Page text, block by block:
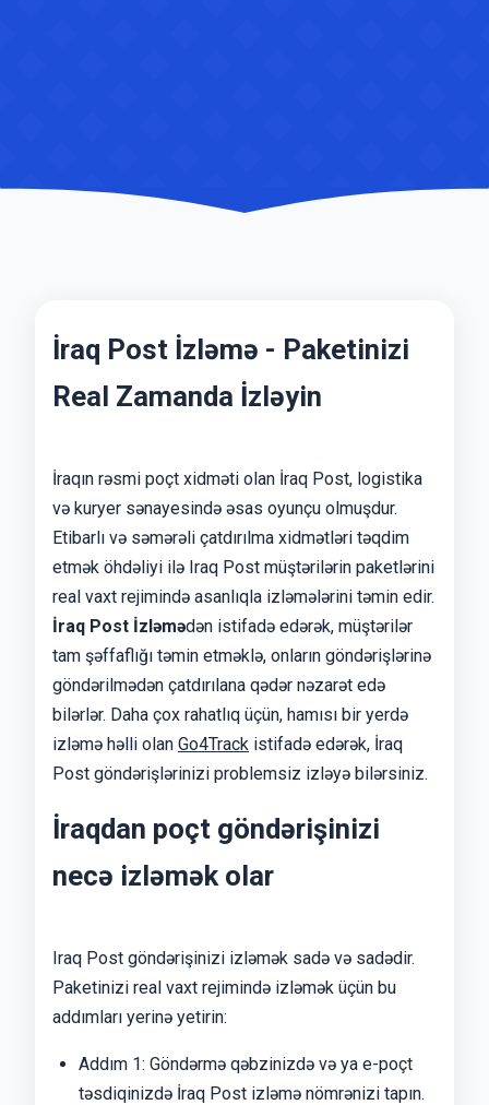
İraq Post İzləmə - Paketinizi
Real Zamanda İzləyin
İraqın rəsmi poçt xidməti olan İraq Post, logistika
və kuryer sənayesində əsas oyunçu olmuşdur.
Etibarlı və səmərəli çatdırılma xidmətləri təqdim
etmək öhdəliyi ilə Iraq Post müştərilərin paketlərini
real vaxt rejimində asanlıqla izləmələrini təmin edir.
İraq Post İzləmədən istifadə edərək, müştərilər
tam şəffaflığı təmin etməklə, onların göndərişlərinə
göndərilmədən çatdırılana qədər nəzarət edə
bilərlər. Daha çox rahatlıq üçün, hamısı bir yerdə
izləmə həlli olan Go4Track istifadə edərək, İraq
Post göndərişlərinizi problemsiz izləyə bilərsiniz.
İraqdan poçt göndərişinizi
necə izləmək olar
Iraq Post göndərişinizi izləmək sadə və sadədir.
Paketinizi real vaxt rejimində izləmək üçün bu
addımları yerinə yetirin:
Addım 1: Göndərmə qəbzinizdə və ya e-poçt
təsdiqinizdə İraq Post izləmə nömrənizi tapın.